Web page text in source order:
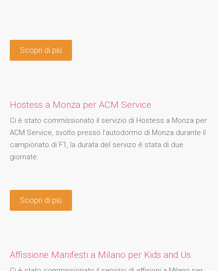
Scopri di più
Hostess a Monza per ACM Service
Ci è stato commissionato il servizio di Hostess a Monza per
ACM Service, svolto presso l’autodormo di Monza durante il
campionato di F1, la durata del servizo è stata di due
giornate.
Scopri di più
Affissione Manifesti a Milano per Kids and Us